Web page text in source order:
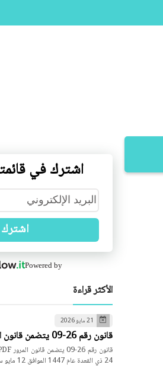
اشترك في
اشترك
Powered by
الأكثر قراءة
21 مايو 2026
قانون رقم 26-09 يتضمن قانون المرور PDF
24 ذي القعدة عام 1447 الموافق 12 مايو سنة 2026، يتضمن …